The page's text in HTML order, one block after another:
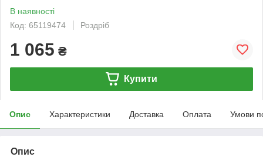
В наявності
Код: 65119474
Роздріб
1 065 ₴
Купити
Опис Характеристики Доставка Оплата Умови
Опис